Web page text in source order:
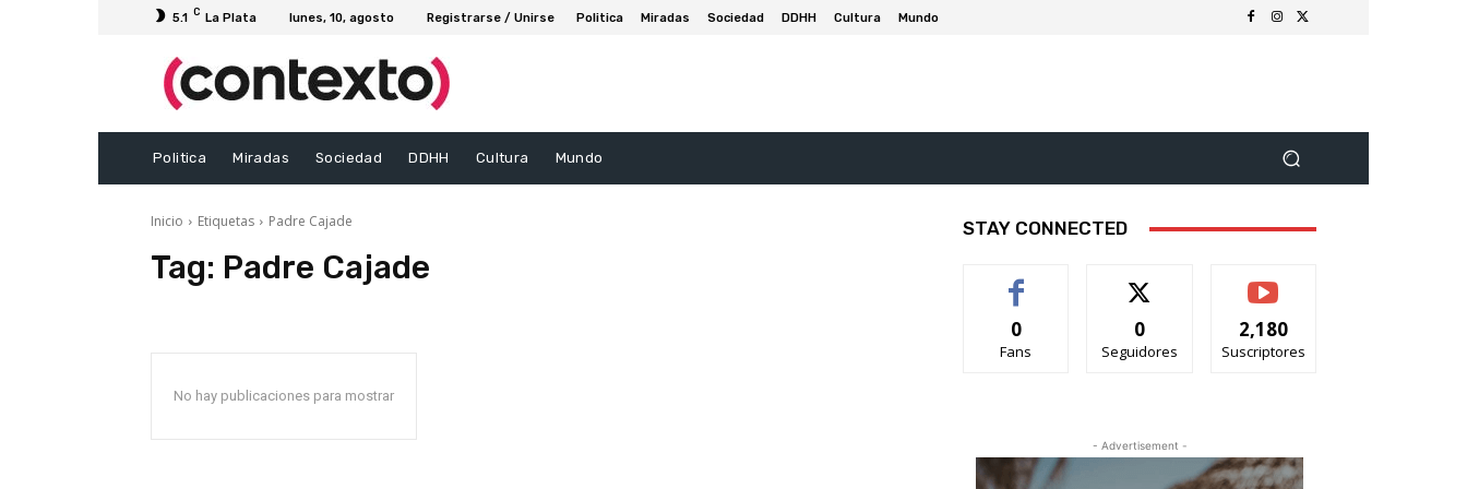
5.1 C La Plata lunes, 10, agosto Registrarse / Unirse Politica Miradas Sociedad DDHH Cultura Mundo
Politica Miradas Sociedad DDHH Cultura Mundo
Inicio Etiquetas Padre Cajade
Tag: Padre Cajade
No hay publicaciones para mostrar
STAY CONNECTED
0
Fans
0
Seguidores
2,180
Suscriptores
- Advertisement -